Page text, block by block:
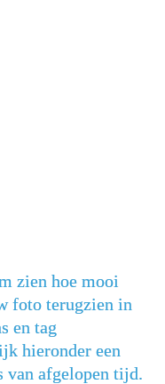
zien hoe mooi
foto terugzien in
en tag
hieronder een
van afgelopen tijd.